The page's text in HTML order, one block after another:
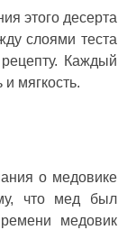
этого десерта
слоями теста
Каждый
мягкость.
о медовике
что мед был
медовик